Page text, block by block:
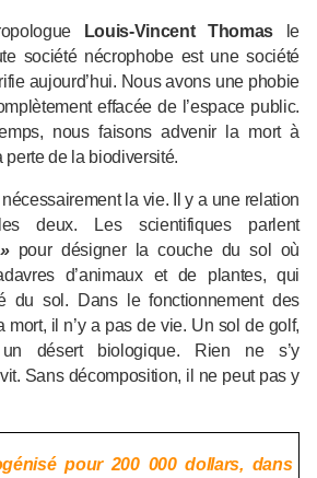
Louis-Vincent Thomas le
société nécrophobe est une société
aujourd’hui. Nous avons une phobie
effacée de l’espace public.
nous faisons advenir la mort à
de la biodiversité.
la vie. Il y a une relation
deux. Les scientifiques parlent
pour désigner la couche du sol où
d’animaux et de plantes, qui
du sol. Dans le fonctionnement des
mort, il n’y a pas de vie. Un sol de golf,
désert biologique. Rien ne s’y
Sans décomposition, il ne peut pas y
pour 200 000 dollars, dans